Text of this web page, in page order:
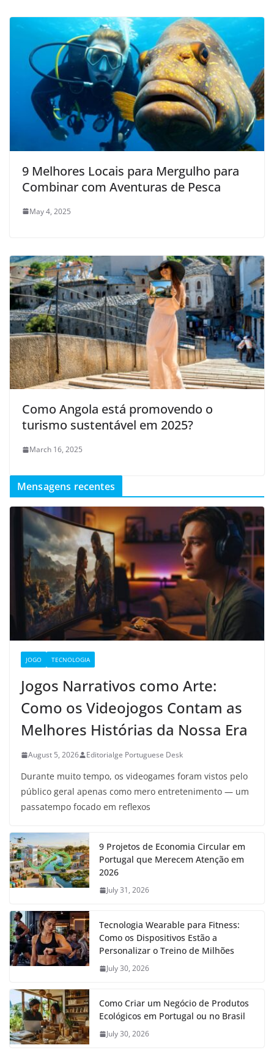
9 Melhores Locais para Mergulho para
Combinar com Aventuras de Pesca
May 4, 2025
Como Angola está promovendo o
turismo sustentável em 2025?
March 16, 2025
Mensagens recentes
JOGO TECNOLOGIA
Jogos Narrativos como Arte:
Como os Videojogos Contam as
Melhores Histórias da Nossa Era
August 5, 2026 Editorialge Portuguese Desk
Durante muito tempo, os videogames foram vistos pelo
público geral apenas como mero entretenimento — um
passatempo focado em reflexos
9 Projetos de Economia Circular em
Portugal que Merecem Atenção em
2026
July 31, 2026
Tecnologia Wearable para Fitness:
Como os Dispositivos Estão a
Personalizar o Treino de Milhões
July 30, 2026
Como Criar um Negócio de Produtos
Ecológicos em Portugal ou no Brasil
July 30, 2026